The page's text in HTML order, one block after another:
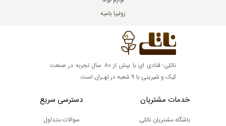
زولبیا بامیه
ناتلی؛ قنادی ای با بیش از 80 سال تجربه در صنعت
کیک و شیرینی با 9 شعبه در تهـران است.
خدمات مشتریان
باشگاه مشتریان ناتلی
دسترسی سریع
سوالات متداول